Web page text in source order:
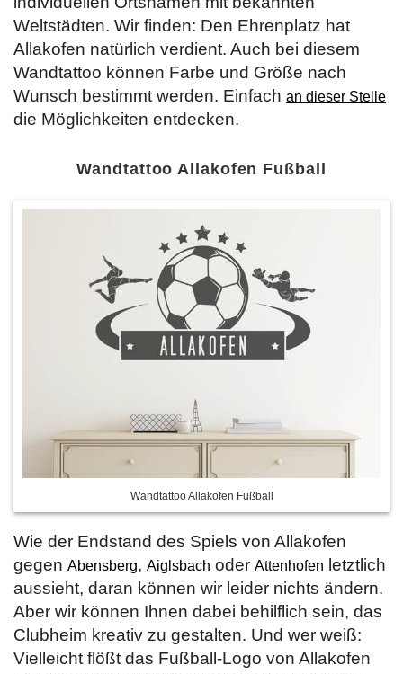
Weltstädten. Wir finden: Den Ehrenplatz hat
Allakofen natürlich verdient. Auch bei diesem
Wandtattoo können Farbe und Größe nach
Wunsch bestimmt werden. Einfach an dieser Stelle
die Möglichkeiten entdecken.
Wandtattoo Allakofen Fußball
Wandtattoo Allakofen Fußball
Wie der Endstand des Spiels von Allakofen
gegen Abensberg, Aiglsbach oder Attenhofen letztlich
aussieht, daran können wir leider nichts ändern.
Aber wir können Ihnen dabei behilflich sein, das
Clubheim kreativ zu gestalten. Und wer weiß:
Vielleicht flößt das Fußball-Logo von Allakofen